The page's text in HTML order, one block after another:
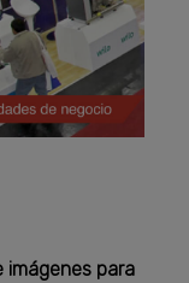
imágenes para